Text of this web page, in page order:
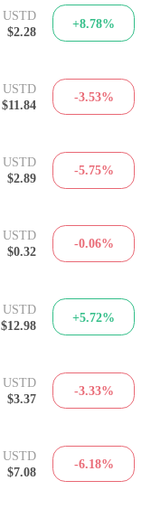
USTD
$2.28
+8.78%
USTD
$11.84
-3.53%
USTD
$2.89
-5.75%
USTD
$0.32
-0.06%
USTD
$12.98
+5.72%
USTD
$3.37
-3.33%
USTD
$7.08
-6.18%